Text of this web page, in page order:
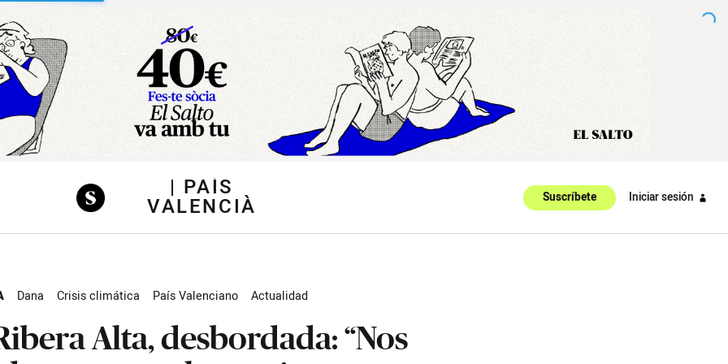
| PAÍS
VALENCIÀ Suscríbete Iniciar sesión
Dana Crisis climática País Valenciano Actualidad
Alta, desbordada: “Nos